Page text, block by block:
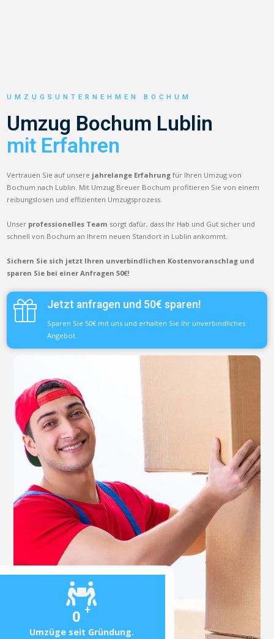
0 +
Umzüge seit Gründung.
UMZUGSUNTERNEHMEN BOCHUM
Umzug Bochum Lublin
mit Erfahren
Vertrauen Sie auf unsere jahrelange Erfahrung für Ihren Umzug von
Bochum nach Lublin. Mit Umzug Breuer Bochum profitieren Sie von einem
reibungslosen und effizienten Umzugsprozess.
Unser professionelles Team sorgt dafür, dass Ihr Hab und Gut sicher und
schnell von Bochum an Ihrem neuen Standort in Lublin ankommt.
Sichern Sie sich jetzt Ihren unverbindlichen Kostenvoranschlag und
sparen Sie bei einer Anfragen 50€!
Jetzt anfragen und 50€ sparen!
Sparen Sie 50€ mit uns und erhalten Sie Ihr unverbindliches
Angebot.